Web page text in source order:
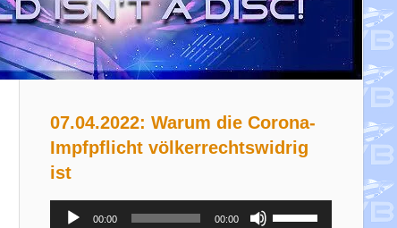
07.04.2022: Warum die Corona-
Impfpflicht völkerrechtswidrig
ist
Audio-
00:00 00:00
Pfeiltasten